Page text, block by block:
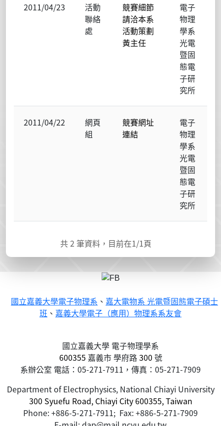
2011/04/23
活動
聯絡
處
競賽細節
請洽本系
活動策劃
黃主任
電子
物理
學系
光電
暨固
態電
子研
究所
2011/04/22
網頁
組
競賽網址
連結
電子
物理
學系
光電
暨固
態電
子研
究所
共2 筆資料，目前在1/1頁
國立嘉義大學電子物理系 、 嘉大電物系 光電暨固態電子碩士
班 、 嘉義大學電子（應用）物理系系友會
國立嘉義大學 電子物理學系
600355 嘉義市學府路300 號
系辦公室 電話：05-271-7911，傳真：05-271-7909
Department of Electrophysics, National Chiayi University
300 Syuefu Road, Chiayi City 600355, Taiwan
Phone: +886-5-271-7911; Fax: +886-5-271-7909